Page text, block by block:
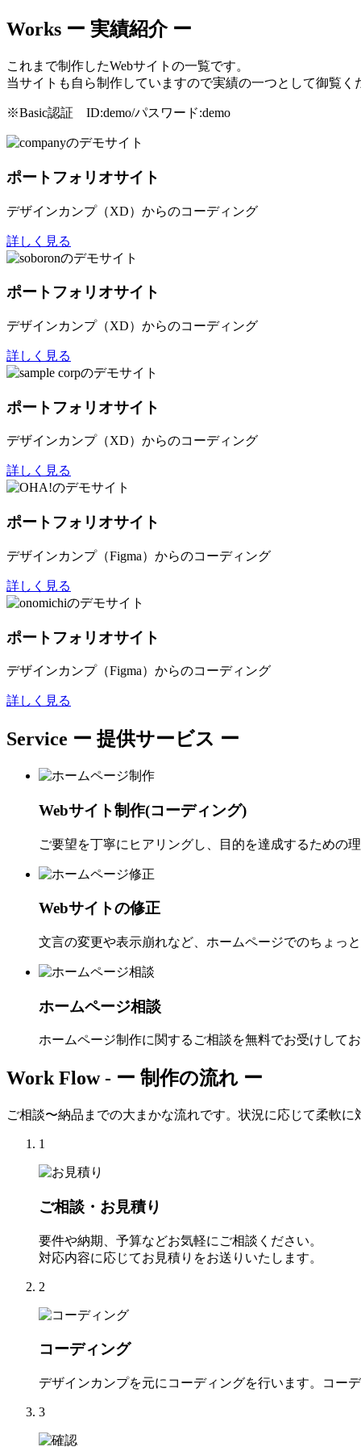
Works ー 実績紹介 ー
これまで制作したWebサイトの一覧です。
当サイトも自ら制作していますので実績の一つとして御覧く
※Basic認証 ID:demo/パスワード:demo
ポートフォリオサイト
デザインカンプ（XD）からのコーディング
詳しく見る
ポートフォリオサイト
デザインカンプ（XD）からのコーディング
詳しく見る
ポートフォリオサイト
デザインカンプ（XD）からのコーディング
詳しく見る
ポートフォリオサイト
デザインカンプ（Figma）からのコーディング
詳しく見る
ポートフォリオサイト
デザインカンプ（Figma）からのコーディング
詳しく見る
Service ー 提供サービス ー
Webサイト制作(コーディング)
ご要望を丁寧にヒアリングし、目的を達成するための
Webサイトの修正
文言の変更や表示崩れなど、ホームページでのちょっ
ホームページ相談
ホームページ制作に関するご相談を無料でお受けして
Work Flow - ー 制作の流れ ー
ご相談〜納品までの大まかな流れです。状況に応じて柔軟に
1
ご相談・お見積り
要件や納期、予算などお気軽にご相談ください。
対応内容に応じてお見積りをお送りいたします。
2
コーディング
デザインカンプを元にコーディングを行います。コー
3